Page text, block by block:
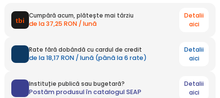
Cumpără acum, plătește mai târziu
de la 37,25 RON / lună
Detalii
aici
Rate fără dobândă cu cardul de credit
de la 18,17 RON / lună (până la 6 rate)
Detalii
aici
Instituție publică sau bugetară?
Postăm produsul în catalogul SEAP
Detalii
aici